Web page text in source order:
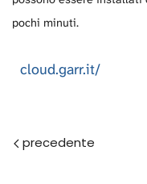
pochi minuti.
cloud.garr.it/